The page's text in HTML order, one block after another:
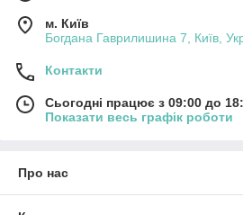
м. Київ
Богдана Гаврилишина 7, Київ,
Контакти
Сьогодні працює з 09:00 до
Показати весь графік роботи
Про нас